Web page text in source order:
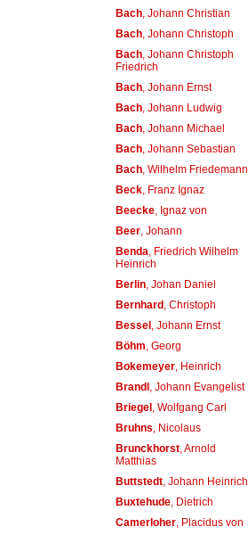
Bach, Johann Christian
Bach, Johann Christoph
Bach, Johann Christoph
Friedrich
Bach, Johann Ernst
Bach, Johann Ludwig
Bach, Johann Michael
Bach, Johann Sebastian
Bach, Wilhelm Friedemann
Beck, Franz Ignaz
Beecke, Ignaz von
Beer, Johann
Benda , Friedrich Wilhelm
Heinrich
Berlin, Johan Daniel
Bernhard, Christoph
Bessel, Johann Ernst
Böhm , Georg
Bokemeyer, Heinrich
Brandl, Johann Evangelist
Briegel, Wolfgang Carl
Bruhns , Nicolaus
Brunckhorst, Arnold
Matthias
Buttstedt, Johann Heinrich
Buxtehude, Dietrich
Camerloher, Placidus von